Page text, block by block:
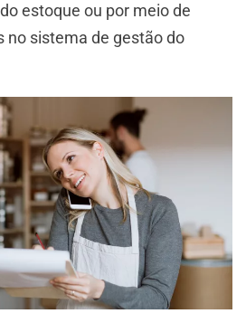
estoque ou por meio de
no sistema de gestão do